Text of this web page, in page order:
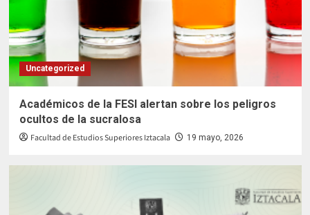
Uncategorized
Académicos de la FESI alertan sobre los peligros
ocultos de la sucralosa
Facultad de Estudios Superiores Iztacala 19 mayo, 2026